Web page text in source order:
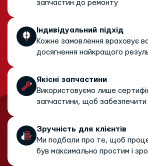
запчастин до ремонту
Індивідуальний підхід
Кожне замовлення враховує
досягнення найкращого
Якісні запчастини
Використовуємо лише
запчастини, щоб забезпечити
Зручність для клієнтів
Ми подбали про те, щоб
був максимально простим і